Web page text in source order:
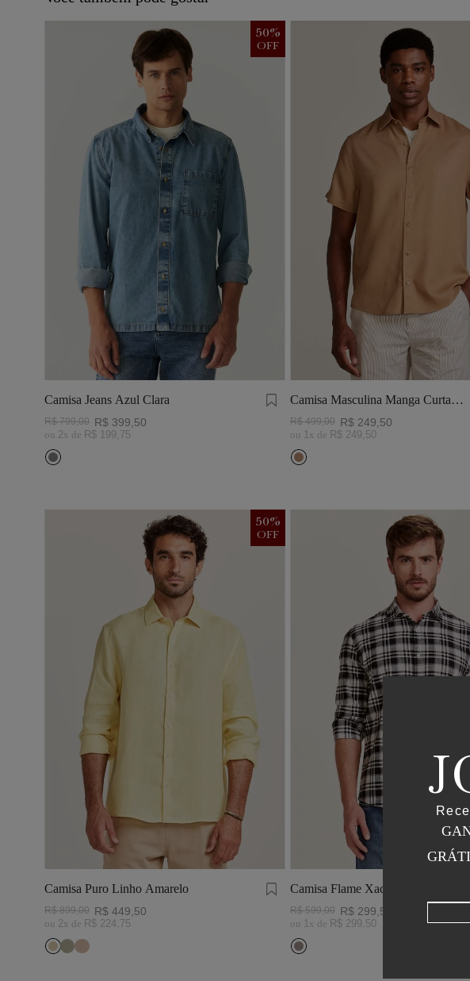
Camisa Jeans Azul Clara
50%
OFF
R$ 799,00 R$ 399 50
ou 2x de R$ 199 75
Camisa Masculina Manga Curta
Visco Linho
R$ 499,00 R$ 249 50
ou 1 x de R$ 249 50
Camisa Puro Linho Amarelo
50%
OFF
R$ 899,00 R$ 449 50
ou 2x de R$ 224 75
Camisa Flame Xadrez - I23-
R$ 599,00 R$ 299 50
ou x de R$ 299 50